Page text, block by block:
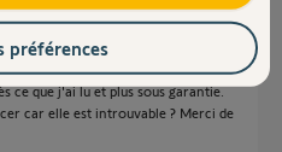
ne cesse de sonner.
ce que j'ai lu et plus sous garantie.
car elle est introuvable ? Merci de
préférences